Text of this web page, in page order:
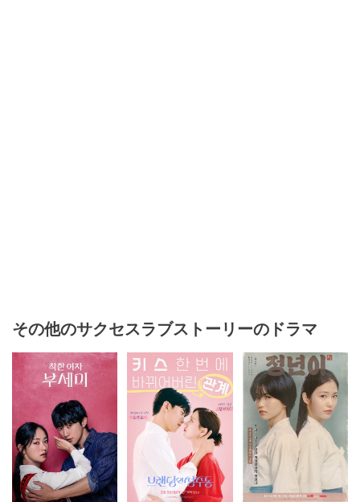
その他のサクセスラブストーリーのドラマ